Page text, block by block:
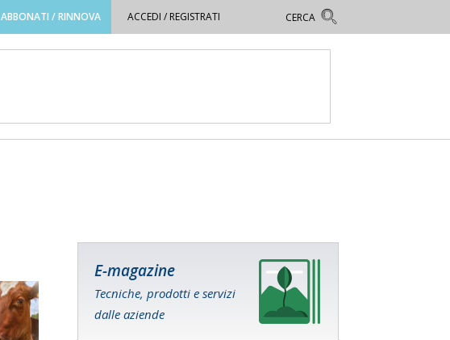
ABBONATI / RINNOVA ACCEDI / REGISTRATI
E-magazine
Tecniche, prodotti e servizi
dalle aziende